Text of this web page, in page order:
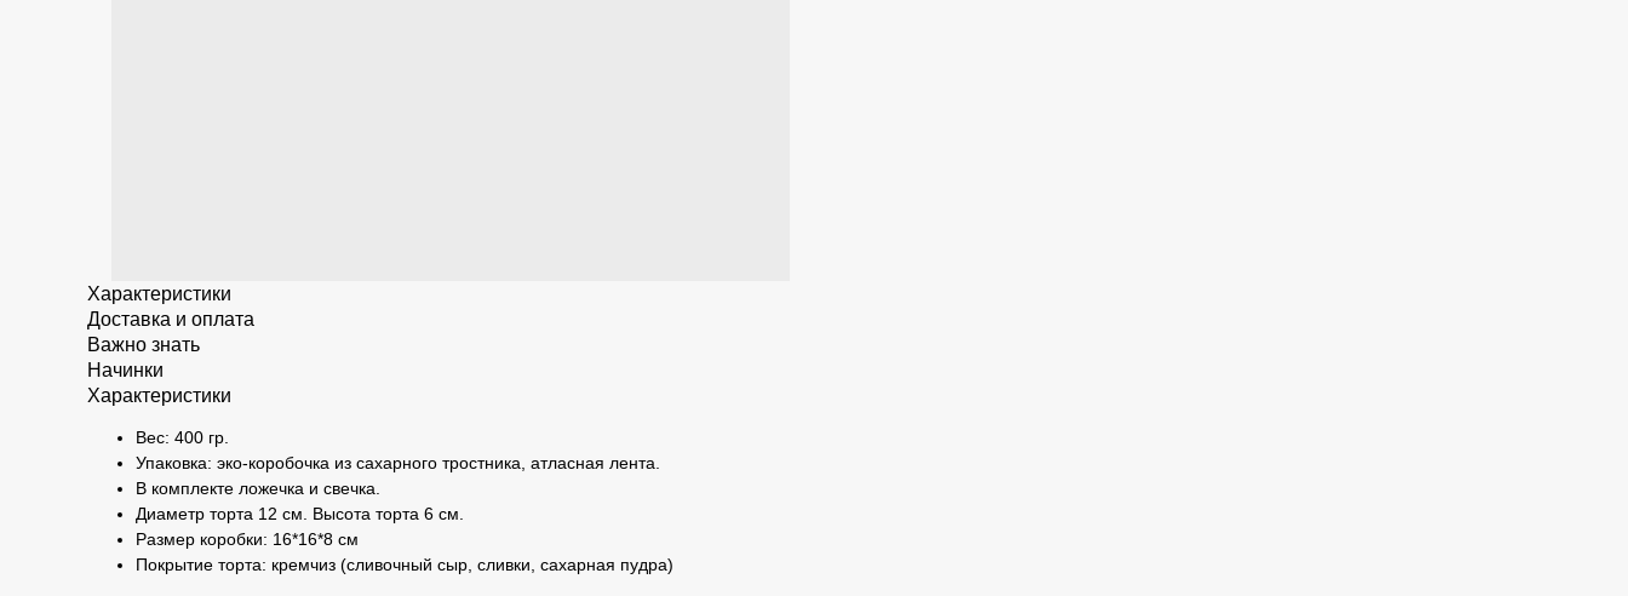
Характеристики
Доставка и оплата
Важно знать
Начинки
Характеристики
Вес: 400 гр.
Упаковка: эко-коробочка из сахарного тростника, атласная лента.
В комплекте ложечка и свечка.
Диаметр торта 12 см. Высота торта 6 см.
Размер коробки: 16*16*8 см
Покрытие торта: кремчиз (сливочный сыр, сливки, сахарная пудра)